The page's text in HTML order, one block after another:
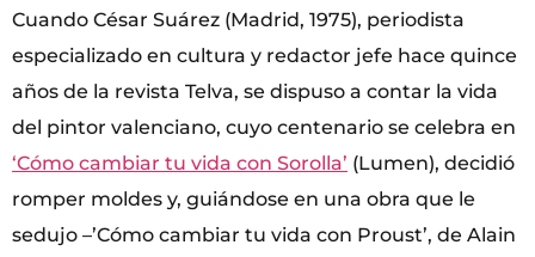
Cuando César Suárez (Madrid, 1975), periodista
especializado en cultura y redactor jefe hace quince
años de la revista Telva, se dispuso a contar la vida
del pintor valenciano, cuyo centenario se celebra en
‘Cómo cambiar tu vida con Sorolla’ (Lumen), decidió
romper moldes y, guiándose en una obra que le
sedujo –’Cómo cambiar tu vida con Proust’, de Alain